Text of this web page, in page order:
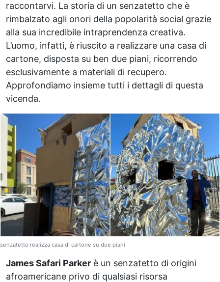
raccontarvi. La storia di un senzatetto che è
rimbalzato agli onori della popolarità social grazie
alla sua incredibile intraprendenza creativa.
L’uomo, infatti, è riuscito a realizzare una casa di
cartone, disposta su ben due piani, ricorrendo
esclusivamente a materiali di recupero.
Approfondiamo insieme tutti i dettagli di questa
vicenda.
senzatetto realizza casa di cartone su due piani
James Safari Parker è un senzatetto di origini
afroamericane privo di qualsiasi risorsa